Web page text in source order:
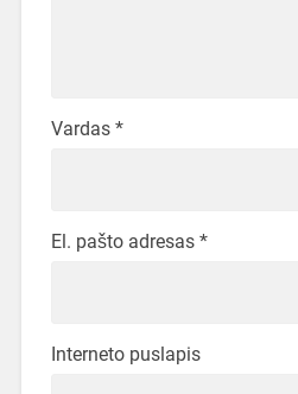
Vardas *
El. pašto adresas *
Interneto puslapis